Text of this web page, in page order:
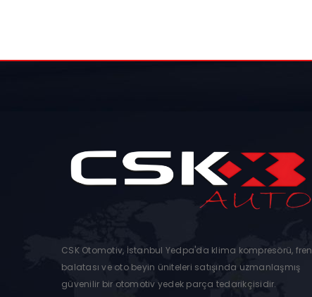
CSK Otomotiv, İstanbul Yedpa'da klima kompresörü, fren
balatası ve oto beyin üniteleri satışında uzmanlaşmış
güvenilir bir otomotiv yedek parça tedarikçisidir.